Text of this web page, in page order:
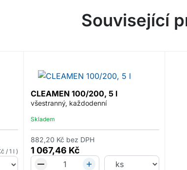
Související
/ 1 l
CLEAMEN 100/200, 5 l
všestranný, každodenní
Skladem
1 067,46 Kč
882,20 Kč bez DPH